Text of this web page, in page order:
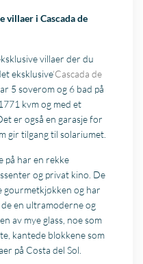
villaer i Cascada de
villaer der du
eksklusive‘Cascada de
5 soverom og 6 bad på
kvm og med et
er også en garasje for
gir tilgang til solariumet.
på har en rekke
og privat kino. De
og har
en ultramoderne og
av mye glass, noe som
kantede blokkene som
på Costa del Sol.